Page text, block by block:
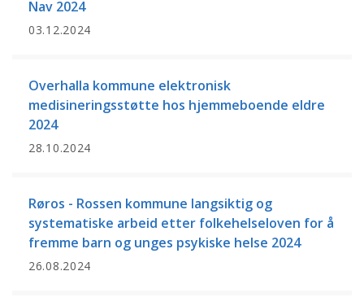
Nav 2024
03.12.2024
Overhalla kommune elektronisk
medisineringsstøtte hos hjemmeboende eldre
2024
28.10.2024
Røros - Rossen kommune langsiktig og
systematiske arbeid etter folkehelseloven for å
fremme barn og unges psykiske helse 2024
26.08.2024